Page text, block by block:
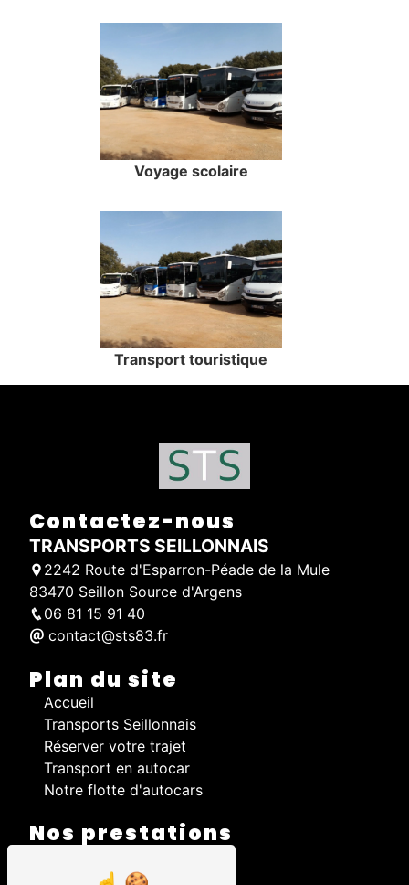
Voyage scolaire
Transport touristique
Contactez-nous
TRANSPORTS SEILLONNAIS
2242 Route d'Esparron-Péade de la Mule
83470 Seillon Source d'Argens
06 81 15 91 40
contact@sts83.fr
Plan du site
Accueil
Transports Seillonnais
Réserver votre trajet
Transport en autocar
Notre flotte d'autocars
Nos prestations
Transport scolaire